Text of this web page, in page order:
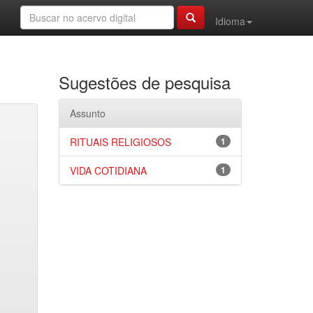
Idioma
Sugestões de pesquisa
Assunto
1
RITUAIS RELIGIOSOS
1
VIDA COTIDIANA